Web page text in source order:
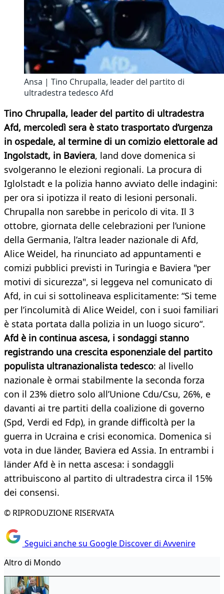
Ansa | Tino Chrupalla, leader del partito di
ultradestra tedesco Afd
Tino Chrupalla, leader del partito di ultradestra
Afd, mercoledì sera è stato trasportato d’urgenza
in ospedale, al termine di un comizio elettorale ad
Ingolstadt, in Baviera, land dove domenica si
svolgeranno le elezioni regionali. La procura di
Iglolstadt e la polizia hanno avviato delle indagini:
per ora si ipotizza il reato di lesioni personali.
Chrupalla non sarebbe in pericolo di vita. Il 3
ottobre, giornata delle celebrazioni per l’unione
della Germania, l’altra leader nazionale di Afd,
Alice Weidel, ha rinunciato ad appuntamenti e
comizi pubblici previsti in Turingia e Baviera "per
motivi di sicurezza", si leggeva nel comunicato di
Afd, in cui si sottolineava esplicitamente: “Si teme
per l’incolumità di Alice Weidel, con i suoi familiari
è stata portata dalla polizia in un luogo sicuro“.
Afd è in continua ascesa, i sondaggi stanno
registrando una crescita esponenziale del partito
populista ultranazionalista tedesco: al livello
nazionale è ormai stabilmente la seconda forza
con il 23% dietro solo all’Unione Cdu/Csu, 26%, e
davanti ai tre partiti della coalizione di governo
(Spd, Verdi ed Fdp), in grande difficoltà per la
guerra in Ucraina e crisi economica. Domenica si
vota in due länder, Baviera ed Assia. In entrambi i
länder Afd è in netta ascesa: i sondaggli
attribuiscono al partito di ultradestra circa il 15%
dei consensi.
© RIPRODUZIONE RISERVATA
Seguici anche su Google Discover di Avvenire
Altro di Mondo